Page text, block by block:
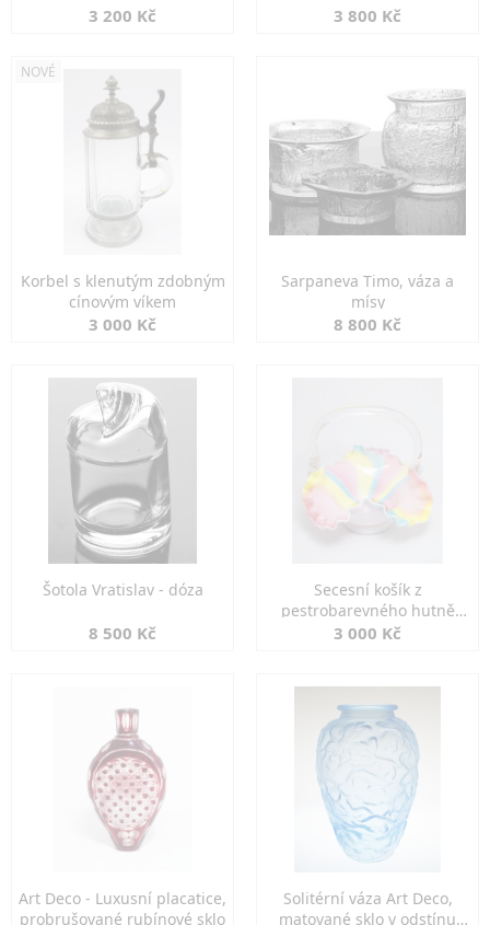
3 200 Kč 3 800 Kč
NOVÉ
Korbel s klenutým zdobným
cínovým víkem
3 000 Kč
Sarpaneva Timo, váza a
mísy
8 800 Kč
Šotola Vratislav - dóza
8 500 Kč
Secesní košík z
pestrobarevného hutně
tvarovaného skla
3 000 Kč
Art Deco - Luxusní placatice,
probrušované rubínové sklo
Solitérní váza Art Deco,
matované sklo v odstínu